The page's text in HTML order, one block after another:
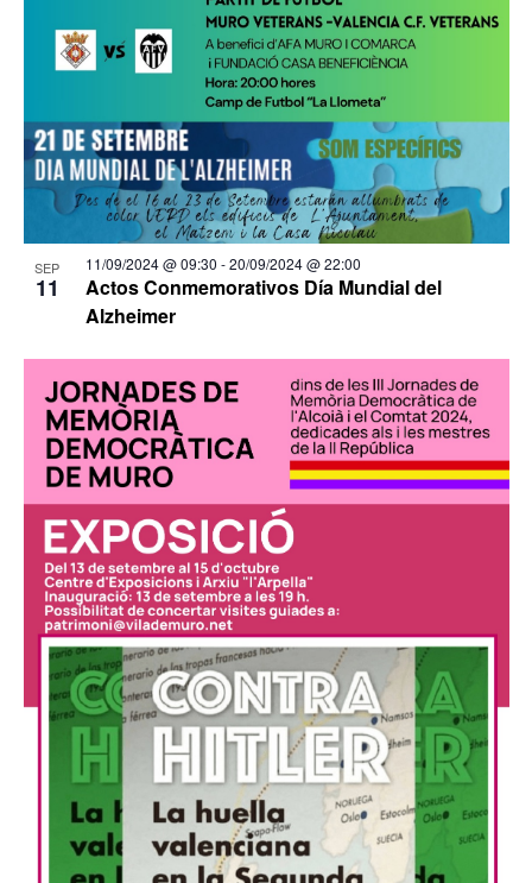
SEP
11
Actos Conmemorativos Día Mundial del
Alzheimer
11/09/2024 @ 09:30 -20/09/2024 @ 22:00